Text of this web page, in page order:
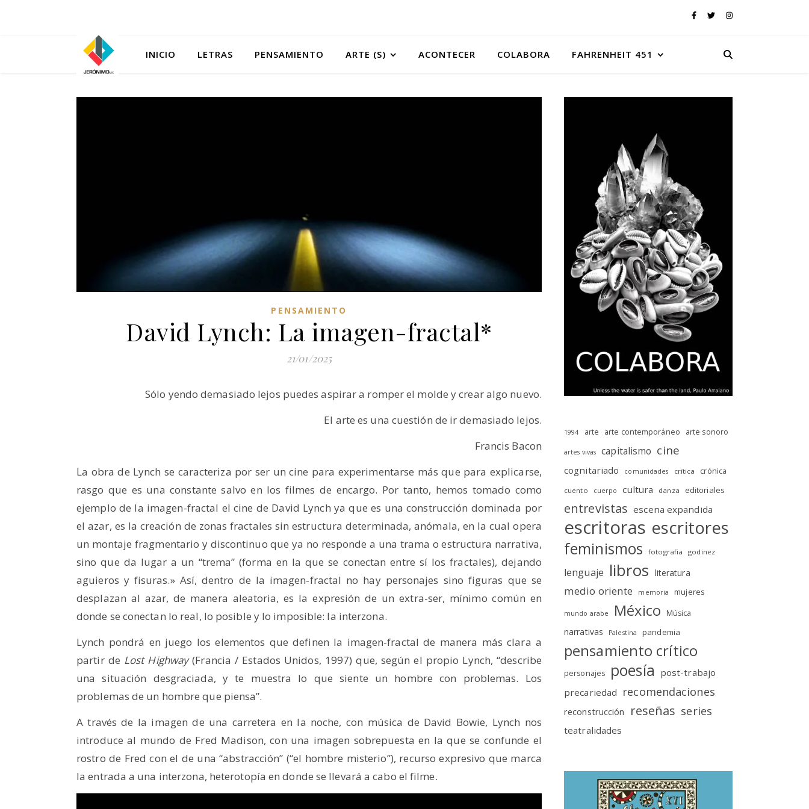
INICIO LETRAS PENSAMIENTO ARTE (S) ACONTECER COLABORA FAHRENHEIT 451
PENSAMIENTO
David Lynch: La imagen-fractal*
21/01/2025
Sólo yendo demasiado lejos puedes aspirar a romper el molde y crear algo nuevo.
El arte es una cuestión de ir demasiado lejos.
Francis Bacon
La obra de Lynch se caracteriza por ser un cine para experimentarse más que para explicarse,
rasgo que es una constante salvo en los filmes de encargo. Por tanto, hemos tomado como
ejemplo de la imagen-fractal el cine de David Lynch ya que es una construcción dominada por
el azar, es la creación de zonas fractales sin estructura determinada, anómala, en la cual opera
un montaje fragmentario y discontinuo que ya no responde a una trama o estructura narrativa,
sino que da lugar a un “trema” (forma en la que se conectan entre sí los fractales), dejando
aguieros y fisuras.» Así, dentro de la imagen-fractal no hay personajes sino figuras que se
desplazan al azar, de manera aleatoria, es la expresión de un extra-ser, mínimo común en
donde se conectan lo real, lo posible y lo imposible: la interzona.
Lynch pondrá en juego los elementos que definen la imagen-fractal de manera más clara a
partir de Lost Highway(Francia / Estados Unidos, 1997) que, según el propio Lynch, “describe
una situación desgraciada, y te muestra lo que siente un hombre con problemas. Los
problemas de un hombre que piensa”.
A través de la imagen de una carretera en la noche, con música de David Bowie, Lynch nos
introduce al mundo de Fred Madison, con una imagen sobrepuesta en la que se confunde el
rostro de Fred con el de una “abstracción” (“el hombre misterio”), recurso expresivo que marca
la entrada a una interzona, heterotopía en donde se llevará a cabo el filme.
1994 arte arte contemporáneo arte sonoro
artes vivas capitalismo cine
cognitariado comunidades crítica crónica
cuento cuerpo cultura danza editoriales
entrevistas escena expandida
escritoras escritores
feminismos fotografia godinez
lenguaje libros literatura
medio oriente memoria mujeres
mundo arabe México Música
narrativas Palestina pandemia
pensamiento crítico
personajes poesía post-trabajo
precariedad recomendaciones
reconstrucción reseñas series
teatralidades